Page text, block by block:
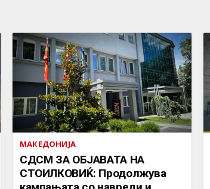
МАКЕДОНИЈА
СДСМ ЗА ОБЈАВАТА НА
СТОИЛКОВИЌ: Продолжува